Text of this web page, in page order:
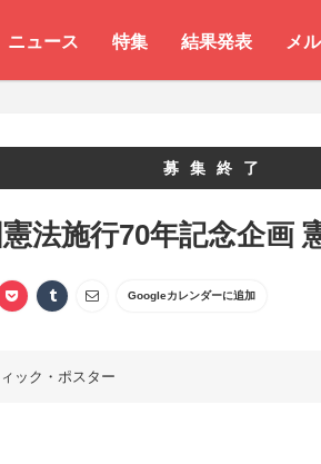
ニュース 特集 結果発表 メ
募集終了
憲法施行70年記念企画
Googleカレンダーに追加
ック・ポスター